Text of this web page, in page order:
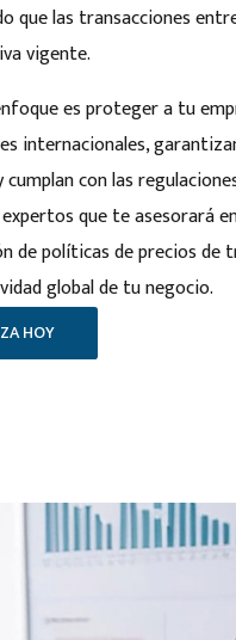
que las transacciones
vigente.
es proteger a tu
internacionales,
cumplan con las
que te asesorará
de políticas de precios de
global de tu negocio.
HOY